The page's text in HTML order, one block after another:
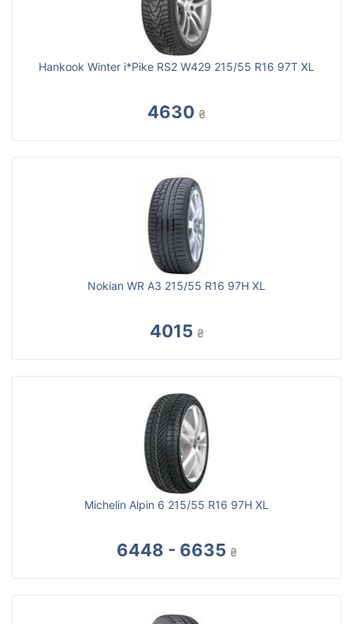
Hankook Winter i*Pike RS2 W429 215/55 R16 97T XL
4630 ₴
Nokian WR A3 215/55 R16 97H XL
4015 ₴
Michelin Alpin 6 215/55 R16 97H XL
6448 - 6635 ₴